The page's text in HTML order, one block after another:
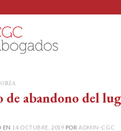
abandono del
EN 14 OCTUBRE, 2019 POR ADMIN-CGC